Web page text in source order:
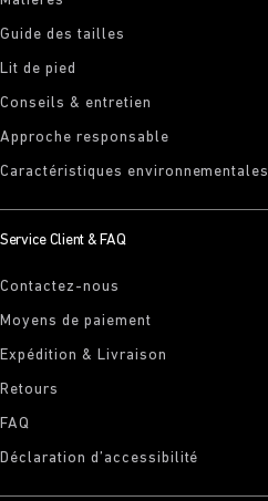
Guide des tailles
Lit de pied
Conseils & entretien
Approche responsable
Caractéristiques environnementales
Service Client & FAQ
Contactez-nous
Moyens de paiement
Expédition & Livraison
Retours
FAQ
Déclaration d’accessibilité